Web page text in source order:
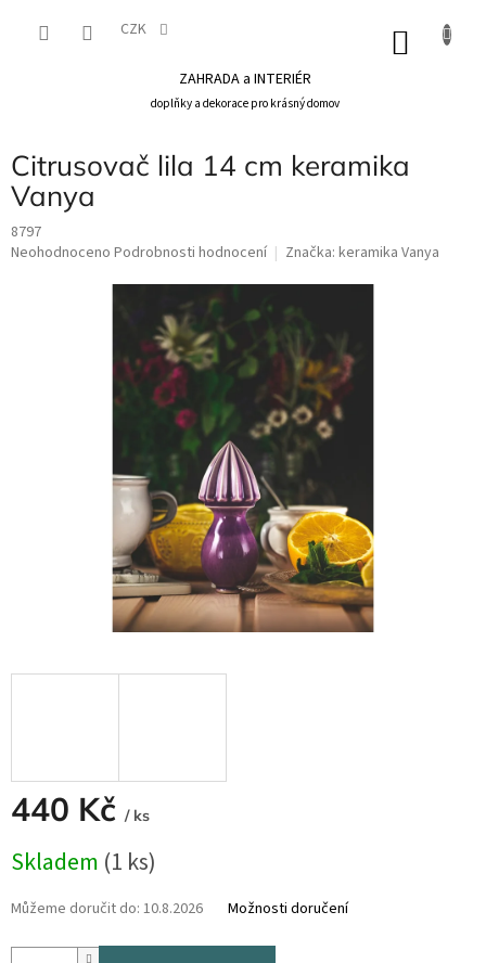
CZK
ZAHRADA a INTERIÉR
doplňky a dekorace pro krásný domov
Citrusovač lila 14 cm keramika
Vanya
8797
Průměrné
Neohodnoceno Podrobnosti hodnocení Značka: keramika Vanya
440 Kč / ks
cena:
Skladem (1 ks)
Můžeme doručit do: 10.8.2026 Možnosti doručení